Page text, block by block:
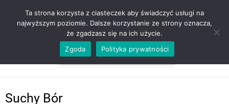
ZADZWOŃ TEL. 600 352 938
Suchy Bór
Ta strona korzysta z ciasteczek aby świadczyć usługi na
najwyższym poziomie. Dalsze korzystanie ze strony oznacza,
że zgadzasz się na ich użycie.
Zgoda
Polityka prywatności